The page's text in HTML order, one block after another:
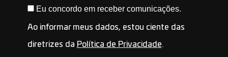
Eu concordo em receber comunicações.
Ao informar meus dados, estou ciente das
diretrizes da Política de Privacidade.